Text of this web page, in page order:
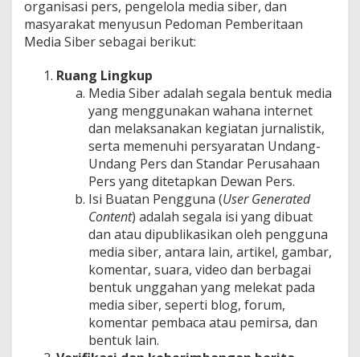
organisasi pers, pengelola media siber, dan
masyarakat menyusun Pedoman Pemberitaan
Media Siber sebagai berikut:
Ruang Lingkup
Media Siber adalah segala bentuk media
yang menggunakan wahana internet
dan melaksanakan kegiatan jurnalistik,
serta memenuhi persyaratan Undang-
Undang Pers dan Standar Perusahaan
Pers yang ditetapkan Dewan Pers.
Isi Buatan Pengguna (User Generated
Content) adalah segala isi yang dibuat
dan atau dipublikasikan oleh pengguna
media siber, antara lain, artikel, gambar,
komentar, suara, video dan berbagai
bentuk unggahan yang melekat pada
media siber, seperti blog, forum,
komentar pembaca atau pemirsa, dan
bentuk lain.